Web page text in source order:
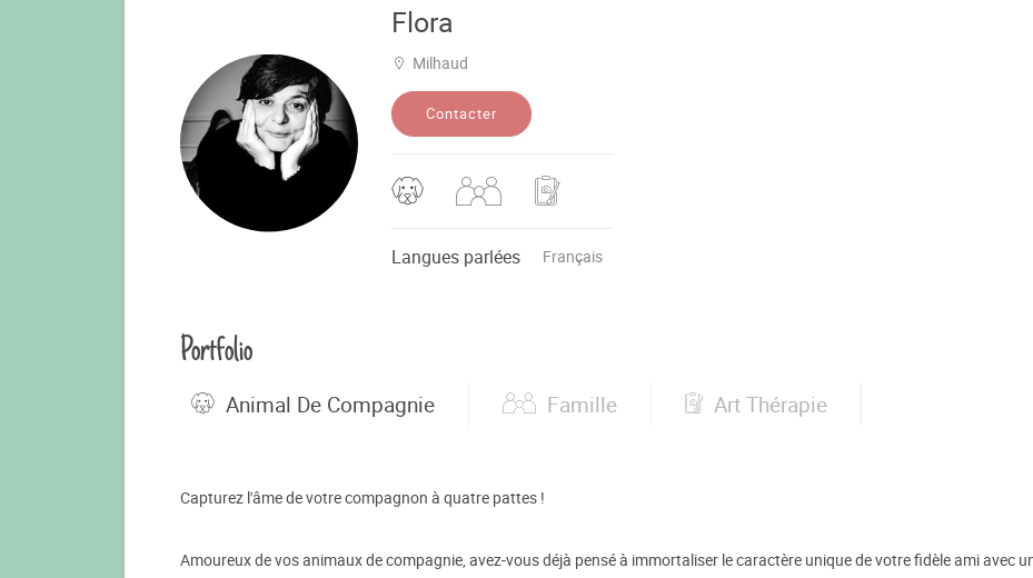
Flora
Milhaud
Contacter
Langues parlées Français
Portfolio
Animal De Compagnie Famille Art Thérapie
Capturez l'âme de votre compagnon à quatre pattes !
Amoureux de vos animaux de compagnie, avez-vous déjà pensé à immortaliser le caractère unique de votre fidèle ami avec